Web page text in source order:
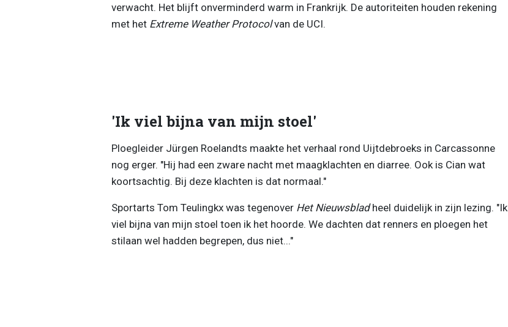
verwacht. Het blijft onverminderd warm in Frankrijk. De autoriteiten houden rekening
met het Extreme Weather Protocolvan de UCI.
'Ik viel bijna van mijn stoel'
Ploegleider Jürgen Roelandts maakte het verhaal rond Uijtdebroeks in Carcassonne
nog erger. "Hij had een zware nacht met maagklachten en diarree. Ook is Cian wat
koortsachtig. Bij deze klachten is dat normaal."
Sportarts Tom Teulingkx was tegenover Het Nieuwsbladheel duidelijk in zijn lezing. "Ik
viel bijna van mijn stoel toen ik het hoorde. We dachten dat renners en ploegen het
stilaan wel hadden begrepen, dus niet..."